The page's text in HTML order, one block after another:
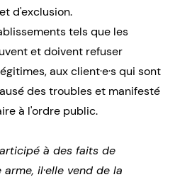
d'exclusion.
tels que les
et doivent refuser
aux client·e·s qui sont
des troubles et manifesté
à l'ordre public.
à des faits de
il·elle vend de la